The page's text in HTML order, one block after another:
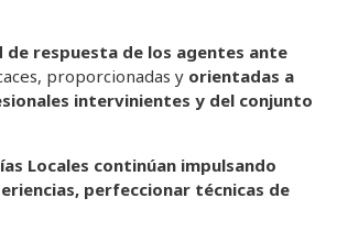
respuesta de los agentes ante
proporcionadas y orientadas a
intervinientes y del conjunto
Locales continúan impulsando
perfeccionar técnicas de